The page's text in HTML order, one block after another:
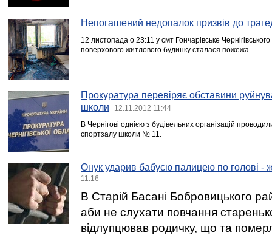
Непогашений недопалок призвів до
12 листопада о 23:11 у смт Гончарівське
поверхового житлового будинку сталася пожежа.
Прокуратура перевіряє обставини
школи
12.11.2012 11:44
В Чернігові однією з будівельних організацій
спортзалу школи № 11.
Онук ударив бабусю палицею по голові -
11:16
В Старій Басані Бобровицького
аби не слухати повчання
відлупцював родичку, що та